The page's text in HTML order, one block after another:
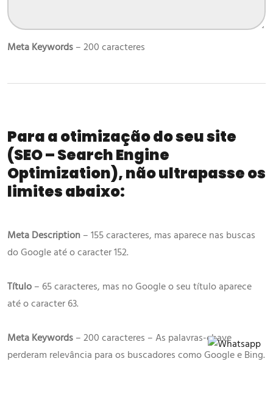
Meta Keywords– 200 caracteres
Para a otimização do seu site
(SEO – Search Engine
Optimization), não ultrapasse os
limites abaixo:
Meta Description– 155 caracteres, mas aparece nas buscas
do Google até o caracter 152.
Título– 65 caracteres, mas no Google o seu título aparece
até o caracter 63.
Meta Keywords– 200 caracteres – As palavras-chave
perderam relevância para os buscadores como Google e Bing.